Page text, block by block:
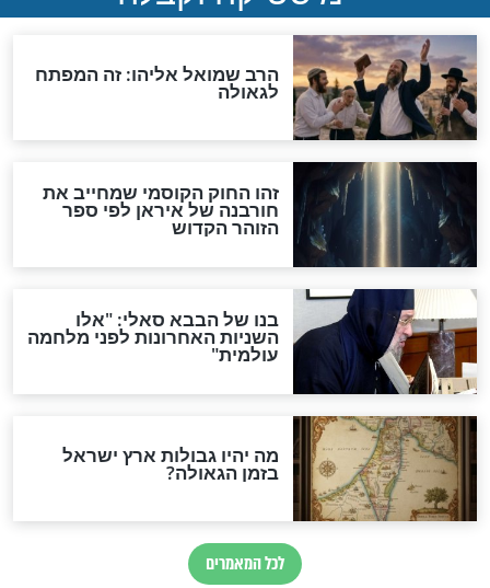
"לפני הגאולה תהיה אפיקורסות
והכחשה גדולה מאוד של
האמונה"
האם לאחר בוא המשיח יהיה
אפשר לחזור בתשובה?
לכל המאמרים